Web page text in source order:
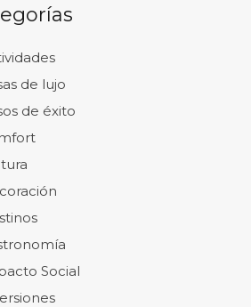
de lujo
de éxito
Social